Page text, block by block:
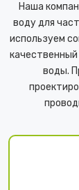
Наша
воду для
используем
воды.